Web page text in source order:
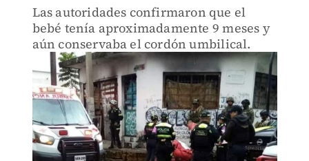
Las autoridades confirmaron que el
bebé tenía aproximadamente 9 meses y
aún conservaba el cordón umbilical.